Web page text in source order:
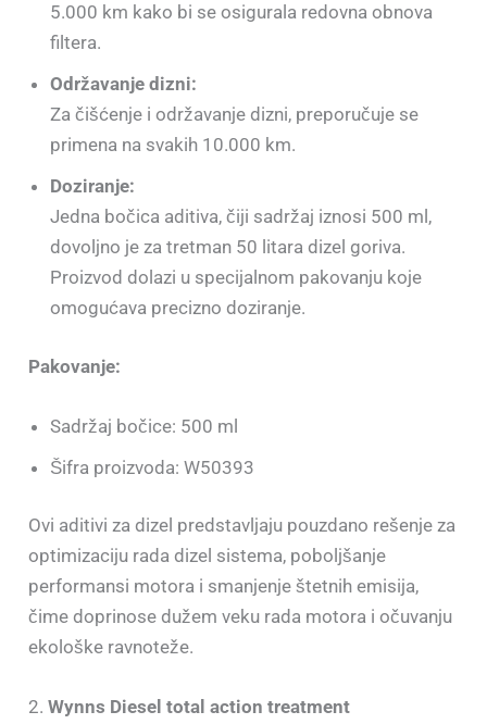
5.000 km kako bi se osigurala redovna obnova
filtera.
Održavanje dizni:
Za čišćenje i održavanje dizni, preporučuje se
primena na svakih 10.000 km.
Doziranje:
Jedna bočica aditiva, čiji sadržaj iznosi 500 ml,
dovoljno je za tretman 50 litara dizel goriva.
Proizvod dolazi u specijalnom pakovanju koje
omogućava precizno doziranje.
Pakovanje:
Sadržaj bočice: 500 ml
Šifra proizvoda: W50393
Ovi aditivi za dizel predstavljaju pouzdano rešenje za
optimizaciju rada dizel sistema, poboljšanje
performansi motora i smanjenje štetnih emisija,
čime doprinose dužem veku rada motora i očuvanju
ekološke ravnoteže.
2.Wynns Diesel total action treatment